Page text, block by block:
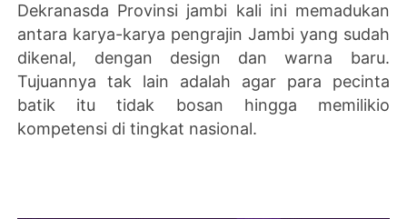
Dekranasda Provinsi jambi kali ini memadukan
antara karya-karya pengrajin Jambi yang sudah
dikenal, dengan design dan warna baru.
Tujuannya tak lain adalah agar para pecinta
batik itu tidak bosan hingga memilikio
kompetensi di tingkat nasional.